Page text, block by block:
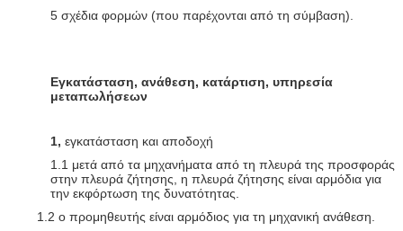
5 σχέδια φορμών (που παρέχονται από τη σύμβαση).
Εγκατάσταση, ανάθεση, κατάρτιση, υπηρεσία
μεταπωλήσεων
1, εγκατάσταση και αποδοχή
1.1 μετά από τα μηχανήματα από τη πλευρά της προσφοράς
στην πλευρά ζήτησης, η πλευρά ζήτησης είναι αρμόδια για
την εκφόρτωση της δυνατότητας.
1.2 ο προμηθευτής είναι αρμόδιος για τη μηχανική ανάθεση.